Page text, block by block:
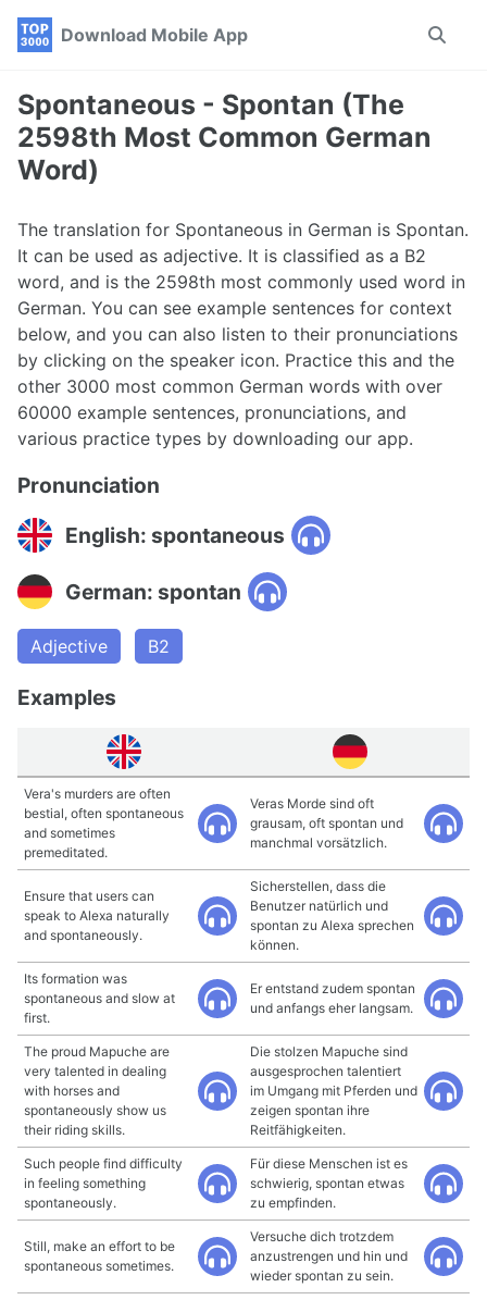
Skip
navigation
Skip
Skip
Download Mobile App
Toggle
Spontaneous - Spontan (The
2598th Most Common German
Word)
The translation for Spontaneous in German is Spontan.
It can be used as adjective. It is classified as a B2
word, and is the 2598th most commonly used word in
German. You can see example sentences for context
below, and you can also listen to their pronunciations
by clicking on the speaker icon. Practice this and the
other 3000 most common German words with over
60000 example sentences, pronunciations, and
various practice types by downloading our app.
Pronunciation
English: spontaneous
German: spontan
Adjective B2
Examples
Vera's murders are often
bestial, often spontaneous
and sometimes
premeditated.
Veras Morde sind oft
grausam, oft spontan und
manchmal vorsätzlich.
Ensure that users can
speak to Alexa naturally
and spontaneously.
Sicherstellen, dass die
Benutzer natürlich und
spontan zu Alexa sprechen
können.
Its formation was
spontaneous and slow at
first.
Er entstand zudem spontan
und anfangs eher langsam.
The proud Mapuche are
very talented in dealing
with horses and
spontaneously show us
their riding skills.
Die stolzen Mapuche sind
ausgesprochen talentiert
im Umgang mit Pferden und
zeigen spontan ihre
Reitfähigkeiten.
Such people find difficulty
in feeling something
spontaneously.
Für diese Menschen ist es
schwierig, spontan etwas
zu empfinden.
Still, make an effort to be
spontaneous sometimes.
Versuche dich trotzdem
anzustrengen und hin und
wieder spontan zu sein.